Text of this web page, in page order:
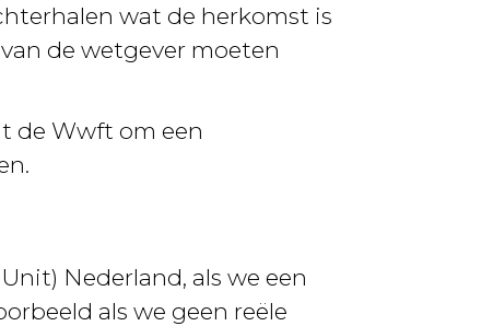
wat de herkomst is
de wetgever moeten
de Wwft om een
Nederland, als we een
als we geen reële